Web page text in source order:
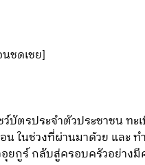
ชดเชย]
ว์บัตรประจำตัวประชาชน ท
อน ในช่วงที่ผ่านมาด้วย แล
ยกูร์ กลับสู่ครอบครัวอย่างมี